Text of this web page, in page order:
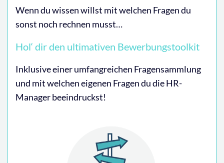
Wenn du wissen willst mit welchen Fragen du
sonst noch rechnen musst…
Hol‘ dir den ultimativen Bewerbungstoolkit
Inklusive einer umfangreichen Fragensammlung
und mit welchen eigenen Fragen du die HR-
Manager beeindruckst!